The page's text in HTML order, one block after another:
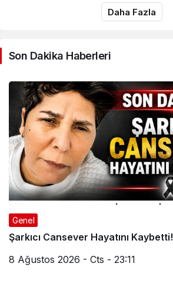
Daha Fazla
Son Dakika Haberleri
Genel
Şarkıcı Cansever Hayatını Kaybetti!
8 Ağustos 2026 - Cts - 23:11